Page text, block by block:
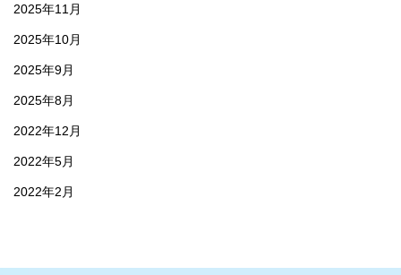
2025年11月
2025年10月
2025年9月
2025年8月
2022年12月
2022年5月
2022年2月